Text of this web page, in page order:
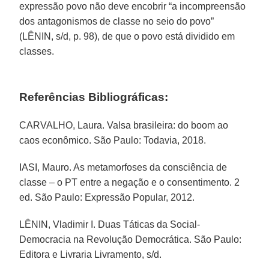
expressão povo não deve encobrir “a incompreensão
dos antagonismos de classe no seio do povo”
(LÊNIN, s/d, p. 98), de que o povo está dividido em
classes.
Referências Bibliográficas:
CARVALHO, Laura. Valsa brasileira: do boom ao
caos econômico. São Paulo: Todavia, 2018.
IASI, Mauro. As metamorfoses da consciência de
classe – o PT entre a negação e o consentimento. 2
ed. São Paulo: Expressão Popular, 2012.
LÊNIN, Vladimir I. Duas Táticas da Social-
Democracia na Revolução Democrática. São Paulo:
Editora e Livraria Livramento, s/d.